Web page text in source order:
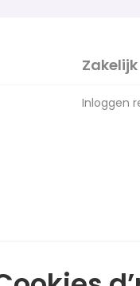
Zakelijk
Inloggen